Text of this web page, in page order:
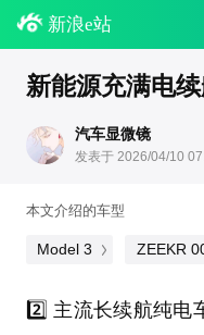
新浪e站
新能源充满电
汽车显微镜
发表于 2026/04/10
本文介绍的车型
Model 3 ZEEKR
2️⃣ 主流长续航纯电